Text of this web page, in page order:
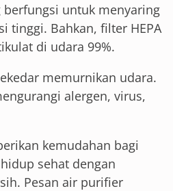
untuk menyaring
tinggi. Bahkan, filter HEPA
di udara 99%.
memurnikan udara.
alergen, virus,
kemudahan bagi
sehat dengan
Pesan air purifier